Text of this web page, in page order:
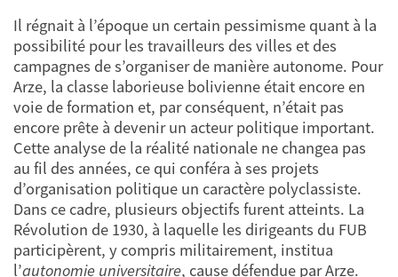
Il régnait à l’époque un certain pessimisme quant à la
possibilité pour les travailleurs des villes et des
campagnes de s’organiser de manière autonome. Pour
Arze, la classe laborieuse bolivienne était encore en
voie de formation et, par conséquent, n’était pas
encore prête à devenir un acteur politique important.
Cette analyse de la réalité nationale ne changea pas
au fil des années, ce qui conféra à ses projets
d’organisation politique un caractère polyclassiste.
Dans ce cadre, plusieurs objectifs furent atteints. La
Révolution de 1930, à laquelle les dirigeants du FUB
participèrent, y compris militairement, institua
l’autonomie universitaire, cause défendue par Arze.